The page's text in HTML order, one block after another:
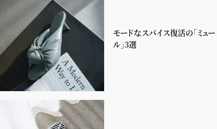
モードなスパイス復活の「ミュー
ル」3選